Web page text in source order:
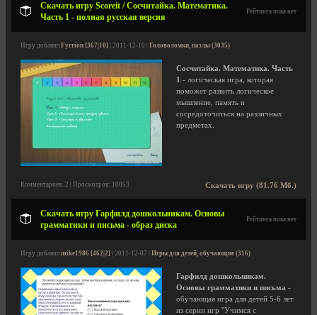
Скачать игру Scoreit / Сосчитайка. Математика.
Часть 1 - полная русская версия
Рейтинга пока нет
Игру добавил Fyrrion [367|10] | 2011-12-10 | Головоломки, пазлы (3035)
Сосчитайка. Математика. Часть
1 - логическая игра, которая
поможет развить логическое
мышление, память и
сосредоточиться на различных
предметах.
Скачать игру (81.76 Мб.)
Комментариев: 2 | Просмотров: 10053
Скачать игру Гарфилд дошкольникам. Основы
грамматики и письма - образ диска
Рейтинга пока нет
Игру добавил mike1986 [462|2] | 2011-12-07 | Игры для детей, обучающие (316)
Гарфилд дошкольникам.
Основы грамматики и письма -
обучающая игра для детей 5-6 лет
из серии игр "Учимся с